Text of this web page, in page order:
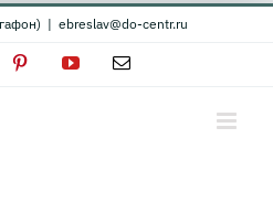
| ebreslav@do-centr.ru
PinterestYouTubeEmail